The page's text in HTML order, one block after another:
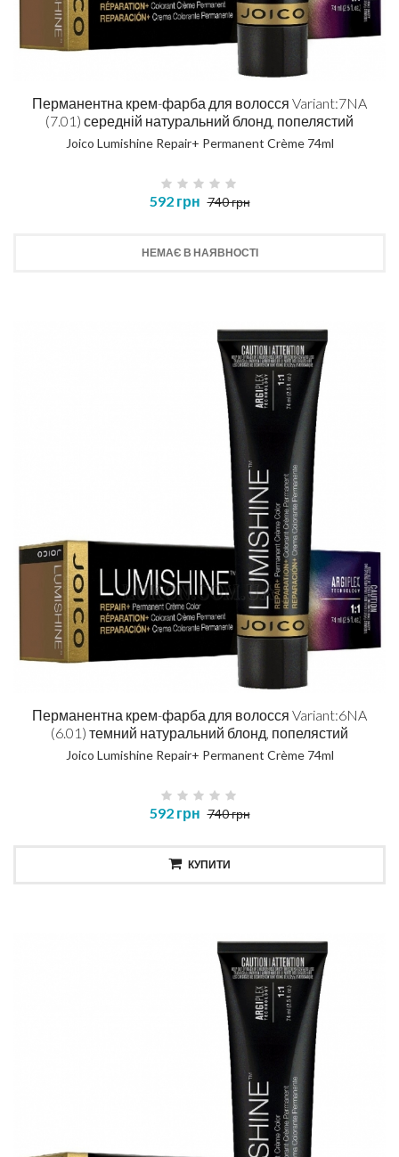
Перманентна крем-фарба для волосся Variant:7NA
(7.01) середній натуральний блонд, попелястий
Joico Lumishine Repair+ Permanent Crème 74ml
592 грн 740 грн
НЕМАЄ В НАЯВНОСТІ
Перманентна крем-фарба для волосся Variant:6NA
(6.01) темний натуральний блонд, попелястий
Joico Lumishine Repair+ Permanent Crème 74ml
592 грн 740 грн
КУПИТИ